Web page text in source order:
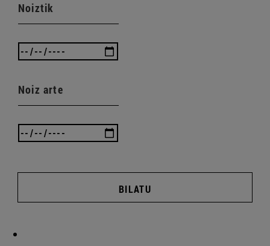
Noiztik
Noiz arte
BILATU